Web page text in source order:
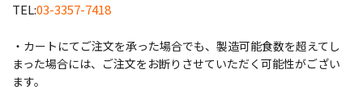
TEL:03-3357-7418
・カートにてご注文を承った場合でも、製造可能食数を超えてし
まった場合には、ご注文をお断りさせていただく可能性がござい
ます。